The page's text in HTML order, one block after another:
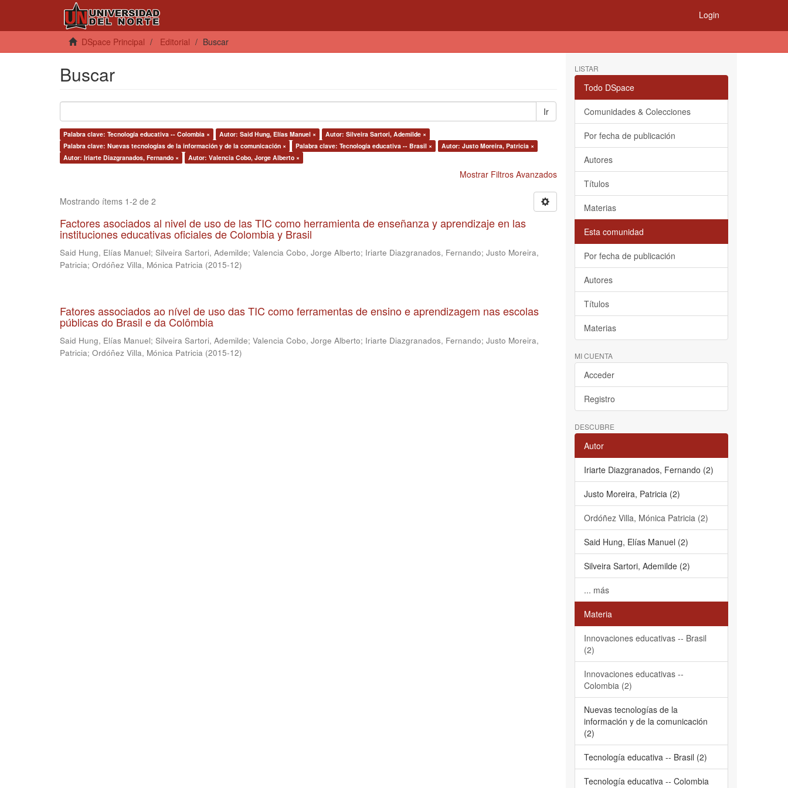
Login
DSpace Principal Editorial Buscar
Buscar
Ir
Palabra clave: Tecnología educativa -- Colombia × Autor: Said Hung, Elías Manuel ×
Autor: Silveira Sartori, Ademilde ×
Palabra clave: Nuevas tecnologías de la información y de la comunicación ×
Palabra clave: Tecnología educativa -- Brasil ×
Autor: Justo Moreira, Patricia ×
Autor: Iriarte Diazgranados, Fernando ×
Autor: Valencia Cobo, Jorge Alberto ×
Mostrar Filtros Avanzados
Mostrando ítems 1-2 de 2
Factores asociados al nivel de uso de las TIC como herramienta de enseñanza y aprendizaje en las
instituciones educativas oficiales de Colombia y Brasil
Said Hung, Elías Manuel; Silveira Sartori, Ademilde; Valencia Cobo, Jorge Alberto; Iriarte Diazgranados, Fernando; Justo Moreira,
Patricia; Ordóñez Villa, Mónica Patricia (2015-12)
Fatores associados ao nível de uso das TIC como ferramentas de ensino e aprendizagem nas escolas
públicas do Brasil e da Colômbia
Said Hung, Elías Manuel; Silveira Sartori, Ademilde; Valencia Cobo, Jorge Alberto; Iriarte Diazgranados, Fernando; Justo Moreira,
Patricia; Ordóñez Villa, Mónica Patricia (2015-12)
LISTAR
Todo DSpace
Comunidades & Colecciones
Por fecha de publicación
Autores
Títulos
Materias
Esta comunidad
Por fecha de publicación
Autores
Títulos
Materias
MI CUENTA
Acceder
Registro
DESCUBRE
Autor
Iriarte Diazgranados, Fernando (2)
Justo Moreira, Patricia (2)
Ordóñez Villa, Mónica Patricia (2)
Said Hung, Elías Manuel (2)
Silveira Sartori, Ademilde (2)
... más
Materia
Innovaciones educativas -- Brasil
(2)
Innovaciones educativas --
Colombia (2)
Nuevas tecnologías de la
información y de la comunicación
(2)
Tecnología educativa -- Brasil (2)
Tecnología educativa -- Colombia